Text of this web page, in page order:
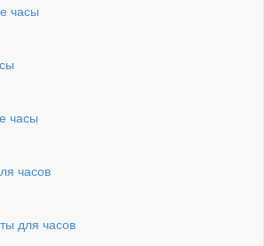
часы
часы
часов
для часов